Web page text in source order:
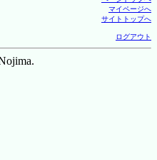
マイページへ
サイトトップへ
ログアウト